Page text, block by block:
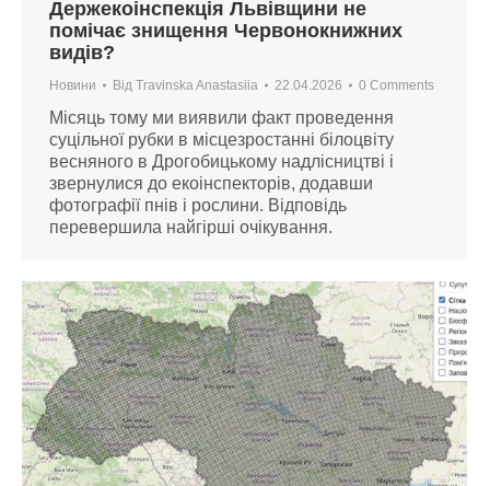
Держекоінспекція Львівщини не
помічає знищення Червонокнижних
видів?
Новини Від Travinska Anastasiia 22.04.2026 0 Comments
Місяць тому ми виявили факт проведення
суцільної рубки в місцезростанні білоцвіту
весняного в Дрогобицькому надлісництві і
звернулися до екоінспекторів, додавши
фотографії пнів і рослини. Відповідь
перевершила найгірші очікування.